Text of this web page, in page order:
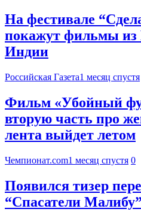
На фестивале
покажут фильмы из
Индии
Российская Газета1 месяц спустя
Фильм «Убойный
вторую часть про
лента выйдет летом
Чемпионат.com1 месяц спустя 0
Появился тизер
“Спасатели Малибу”